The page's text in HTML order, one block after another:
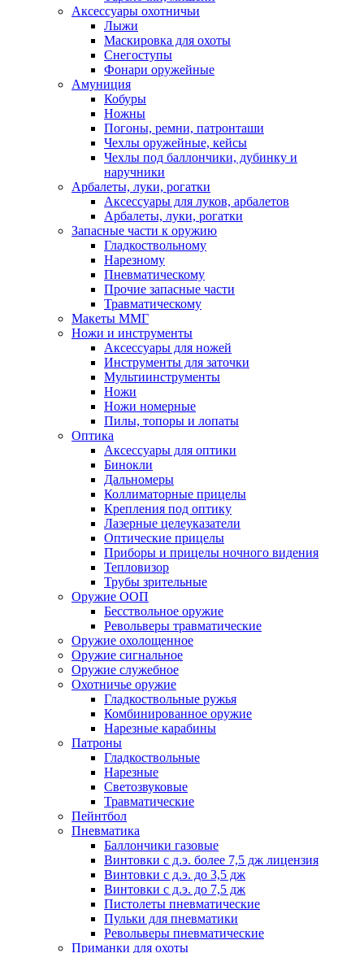
Аксессуары охотничьи
Лыжи
Маскировка для охоты
Снегоступы
Фонари оружейные
Амуниция
Кобуры
Ножны
Погоны, ремни, патронташи
Чехлы оружейные, кейсы
Чехлы под баллончики, дубинку и
наручники
Арбалеты, луки, рогатки
Аксессуары для луков, арбалетов
Арбалеты, луки, рогатки
Запасные части к оружию
Гладкоствольному
Нарезному
Пневматическому
Прочие запасные части
Травматическому
Макеты ММГ
Ножи и инструменты
Аксессуары для ножей
Инструменты для заточки
Мультиинструменты
Ножи
Ножи номерные
Пилы, топоры и лопаты
Оптика
Аксессуары для оптики
Бинокли
Дальномеры
Коллиматорные прицелы
Крепления под оптику
Лазерные целеуказатели
Оптические прицелы
Приборы и прицелы ночного видения
Тепловизор
Трубы зрительные
Оружие ООП
Бесствольное оружие
Револьверы травматические
Оружие охолощенное
Оружие сигнальное
Оружие служебное
Охотничье оружие
Гладкоствольные ружья
Комбинированное оружие
Нарезные карабины
Патроны
Гладкоствольные
Нарезные
Светозвуковые
Травматические
Пейнтбол
Пневматика
Баллончики газовые
Винтовки с д.э. более 7,5 дж лицензия
Винтовки с д.э. до 3,5 дж
Винтовки с д.э. до 7,5 дж
Пистолеты пневматические
Пульки для пневматики
Револьверы пневматические
Приманки для охоты